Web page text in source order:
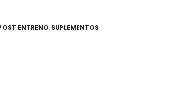
ENTRENO, SUPLEMENTOS